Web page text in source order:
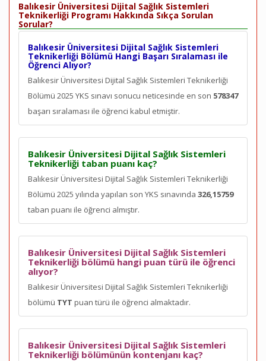
Balıkesir Üniversitesi Dijital Sağlık Sistemleri
Teknikerliği Programı Hakkında Sıkça Sorulan
Sorular?
Balıkesir Üniversitesi Dijital Sağlık Sistemleri
Teknikerliği Bölümü Hangi Başarı Sıralaması ile
Öğrenci Alıyor?
Balıkesir Üniversitesi Dijital Sağlık Sistemleri Teknikerliği
Bölümü 2025 YKS sınavı sonucu neticesinde en son 578347
başarı sıralaması ile öğrenci kabul etmiştir.
Balıkesir Üniversitesi Dijital Sağlık Sistemleri
Teknikerliği taban puanı kaç?
Balıkesir Üniversitesi Dijital Sağlık Sistemleri Teknikerliği
Bölümü 2025 yılında yapılan son YKS sınavında 326,15759
taban puanı ile öğrenci almıştır.
Balıkesir Üniversitesi Dijital Sağlık Sistemleri
Teknikerliği bölümü hangi puan türü ile öğrenci
alıyor?
Balıkesir Üniversitesi Dijital Sağlık Sistemleri Teknikerliği
bölümü TYT puan türü ile öğrenci almaktadır.
Balıkesir Üniversitesi Dijital Sağlık Sistemleri
Teknikerliği bölümünün kontenjanı kaç?